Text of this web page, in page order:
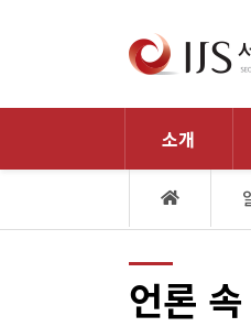
소개
언론